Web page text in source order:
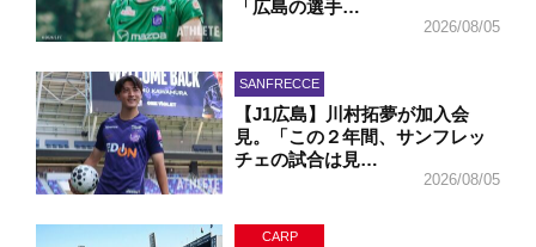
「広島の選手…
2026/08/05
SANFRECCE
【J1広島】川村拓夢が加入会
見。「この２年間、サンフレッ
チェの試合は見…
2026/08/05
CARP